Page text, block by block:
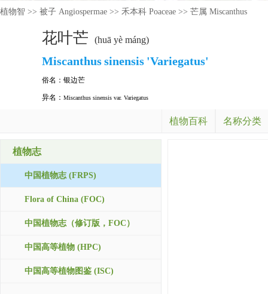
植物智 >> 被子 Angiospermae >> 禾本科 Poaceae >> 芒属 Miscanthus
花叶芒 (huā yè máng)
Miscanthussinensis 'Variegatus'
俗名： 银边芒
异名： Miscanthus sinensis var. Variegatus
植物百科 名称分类
植物志
中国植物志 (FRPS)
Flora of China (FOC)
中国植物志（修订版，FOC）
中国高等植物 (HPC)
中国高等植物图鉴 (ISC)